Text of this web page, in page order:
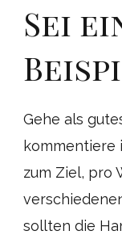
Sei
Gehe als
kommentiere
zum Ziel, pro
sollten die